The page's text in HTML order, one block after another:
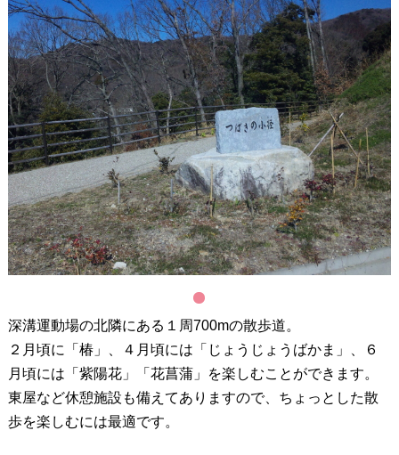
深溝運動場の北隣にある１周700mの散歩道。
２月頃に「椿」、４月頃には「じょうじょうばかま」、６
月頃には「紫陽花」「花菖蒲」を楽しむことができます。
東屋など休憩施設も備えてありますので、ちょっとした散
歩を楽しむには最適です。